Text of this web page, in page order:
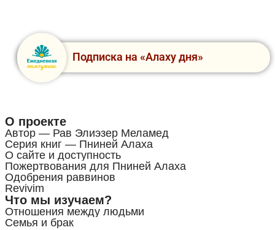
Подписка на «Алаху дня»
О проекте
Автор — Рав Элиэзер Меламед
Серия книг — Пниней Алаха
О сайте и доступность
Пожертвования для Пниней Алаха
Одобрения раввинов
Revivim
Что мы изучаем?
Отношения между людьми
Семья и брак